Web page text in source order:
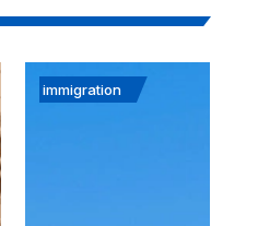
immigration